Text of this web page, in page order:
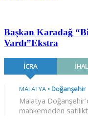
Başkan Karadağ
Vardı”Ekstra